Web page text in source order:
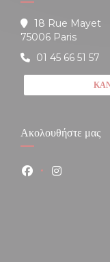
18 Rue Mayet
75006 Paris
01 45 66 51 57
Ακολουθήστε μας
FacebookInstagram